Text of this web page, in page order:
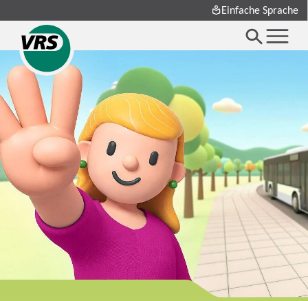
Einfache Sprache